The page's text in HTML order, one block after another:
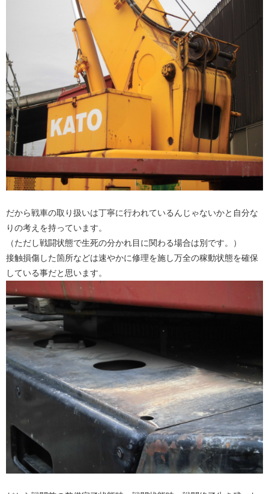
だから戦車の取り扱いは丁寧に行われているんじゃないかと自分な
りの考えを持っています。
（ただし戦闘状態で生死の分かれ目に関わる場合は別です。）
接触損傷した箇所などは速やかに修理を施し万全の稼動状態を確保
している事だと思います。